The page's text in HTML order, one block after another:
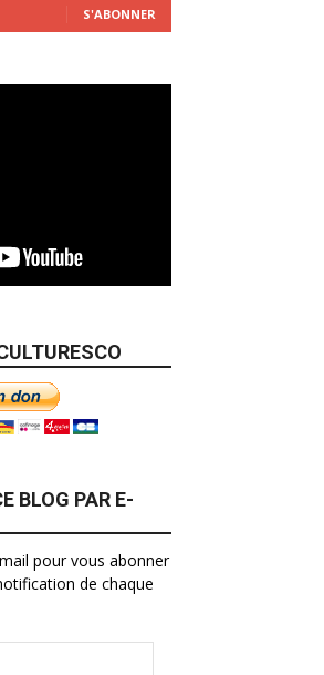
S'ABONNER
BLOG PAR E-
pour vous abonner
de chaque